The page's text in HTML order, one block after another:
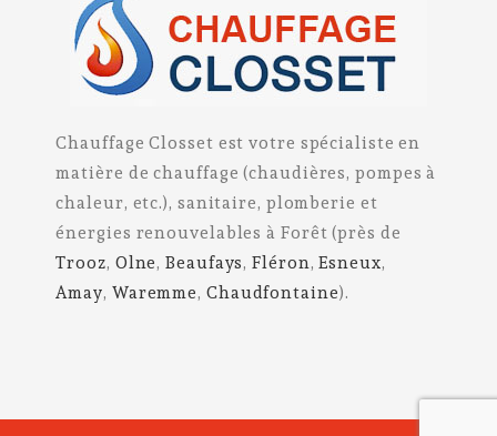
Chauffage Closset est votre spécialiste en
matière de chauffage (chaudières, pompes à
chaleur, etc.), sanitaire, plomberie et
énergies renouvelables à Forêt (près de
Trooz, Olne,Beaufays,Fléron,Esneux,
Amay, Waremme, Chaudfontaine).